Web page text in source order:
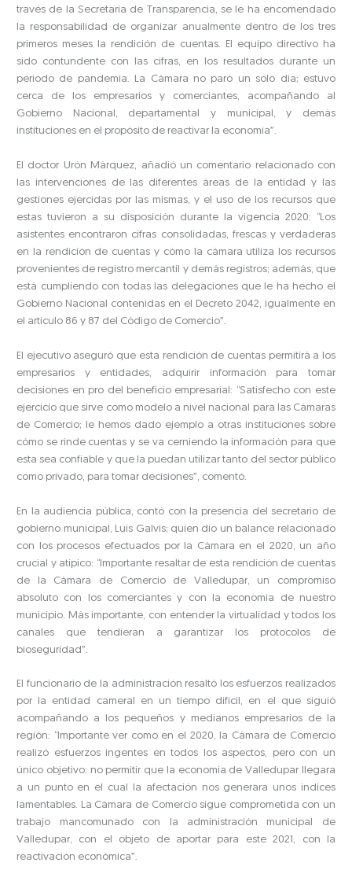
través de la Secretaría de Transparencia, se le ha encomendado
la responsabilidad de organizar anualmente dentro de los tres
primeros meses la rendición de cuentas. El equipo directivo ha
sido contundente con las cifras, en los resultados durante un
período de pandemia. La Cámara no paró un solo día; estuvo
cerca de los empresarios y comerciantes, acompañando al
Gobierno Nacional, departamental y municipal, y demás
instituciones en el propósito de reactivar la economía”.
El doctor Urón Márquez, añadió un comentario relacionado con
las intervenciones de las diferentes áreas de la entidad y las
gestiones ejercidas por las mismas, y el uso de los recursos que
estas tuvieron a su disposición durante la vigencia 2020: “Los
asistentes encontraron cifras consolidadas, frescas y verdaderas
en la rendición de cuentas y cómo la cámara utiliza los recursos
provenientes de registro mercantil y demás registros; además, que
está cumpliendo con todas las delegaciones que le ha hecho el
Gobierno Nacional contenidas en el Decreto 2042, igualmente en
el artículo 86 y 87 del Código de Comercio”.
El ejecutivo aseguró que esta rendición de cuentas permitirá a los
empresarios y entidades, adquirir información para tomar
decisiones en pro del beneficio empresarial: “Satisfecho con este
ejercicio que sirve como modelo a nivel nacional para las Cámaras
de Comercio; le hemos dado ejemplo a otras instituciones sobre
cómo se rinde cuentas y se va cerniendo la información para que
esta sea confiable y que la puedan utilizar tanto del sector público
como privado, para tomar decisiones”, comentó.
En la audiencia pública, contó con la presencia del secretario de
gobierno municipal, Luis Galvis; quien dio un balance relacionado
con los procesos efectuados por la Cámara en el 2020, un año
crucial y atípico: “Importante resaltar de esta rendición de cuentas
de la Cámara de Comercio de Valledupar, un compromiso
absoluto con los comerciantes y con la economía de nuestro
municipio. Más importante, con entender la virtualidad y todos los
canales que tendieran a garantizar los protocolos de
bioseguridad”.
El funcionario de la administración resaltó los esfuerzos realizados
por la entidad cameral en un tiempo difícil, en el que siguió
acompañando a los pequeños y medianos empresarios de la
región: “Importante ver como en el 2020, la Cámara de Comercio
realizó esfuerzos ingentes en todos los aspectos, pero con un
único objetivo: no permitir que la economía de Valledupar llegara
a un punto en el cual la afectación nos generara unos índices
lamentables. La Cámara de Comercio sigue comprometida con un
trabajo mancomunado con la administración municipal de
Valledupar, con el objeto de aportar para este 2021, con la
reactivación económica”.